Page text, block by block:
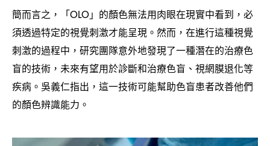
簡而言之 ， 「OLO」的顏色無法用肉眼在現實中看到 ， 必
須透過特定的視覺刺激才能呈現。然而 ， 在進行這種視覺
刺激的過程中 ， 研究團隊意外地發現了一種潛在的治療色
盲的技術 ， 未來有望用於診斷和治療色盲、視網膜退化等
疾病。吳義仁指出 ， 這一技術可能幫助色盲患者改善他們
的顏色辨識能力。